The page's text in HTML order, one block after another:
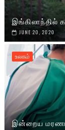
இங்கிலாந்தில்
JUNE 20, 2020
உலகம்
இன்றைய